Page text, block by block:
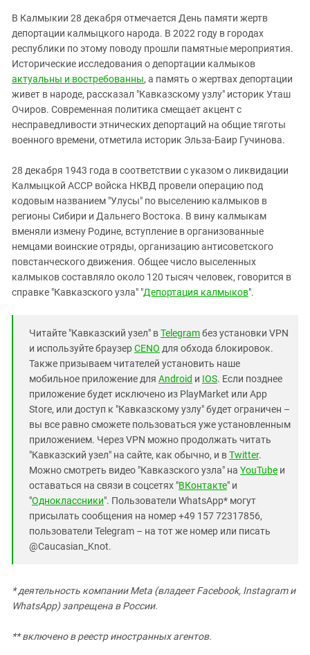
В Калмыкии 28 декабря отмечается День памяти жертв
депортации калмыцкого народа. В 2022 году в городах
республики по этому поводу прошли памятные мероприятия.
Исторические исследования о депортации калмыков
актуальны и востребованны, а память о жертвах депортации
живет в народе, рассказал "Кавказскому узлу" историк Уташ
Очиров. Современная политика смещает акцент с
несправедливости этнических депортаций на общие тяготы
военного времени, отметила историк Эльза-Баир Гучинова.
28 декабря 1943 года в соответствии с указом о ликвидации
Калмыцкой АССР войска НКВД провели операцию под
кодовым названием "Улусы" по выселению калмыков в
регионы Сибири и Дальнего Востока. В вину калмыкам
вменяли измену Родине, вступление в организованные
немцами воинские отряды, организацию антисоветского
повстанческого движения. Общее число выселенных
калмыков составляло около 120 тысяч человек, говорится в
справке "Кавказского узла" "Депортация калмыков".
Читайте "Кавказский узел" вTelegramбез установки VPN
и используйте браузерCENO для обхода блокировок.
Также призываем читателей установить наше
мобильное приложение для Android и IOS. Если позднее
приложение будет исключено из PlayMarket или App
Store, или доступ к "Кавказскому узлу" будет ограничен –
вы все равно сможете пользоваться уже установленным
приложением. Через VPN можно продолжать читать
"Кавказский узел" на сайте, как обычно, и вTwitter.
Можно смотреть видео "Кавказского узла" на YouTube и
оставаться на связи в соцсетях "ВКонтакте" и
"Одноклассники". Пользователи WhatsApp* могут
присылать сообщения на номер +49 157 72317856,
пользователи Telegram – на тот же номер или писать
@Caucasian_Knot.
* деятельность компании Meta (владеет Facebook, Instagram и
WhatsApp) запрещена в России.
** включено в реестр иностранных агентов.